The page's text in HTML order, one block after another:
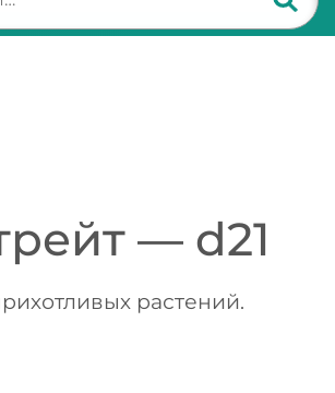
— d21
растений.